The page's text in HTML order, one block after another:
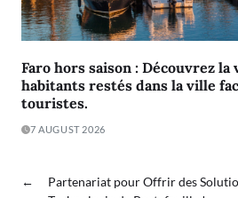
Faro hors saison : Découvrez
habitants restés dans la ville
touristes.
7 AUGUST 2026
←
Partenariat pour Offrir des